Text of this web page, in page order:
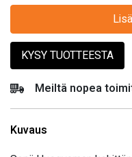
KYSY TUOTTEESTA
Meiltä nopea
Kuvaus